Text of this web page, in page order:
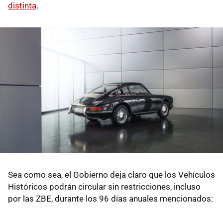
distinta.
Sea como sea, el Gobierno deja claro que los Vehículos
Históricos podrán circular sin restricciones, incluso
por las ZBE, durante los 96 días anuales mencionados: